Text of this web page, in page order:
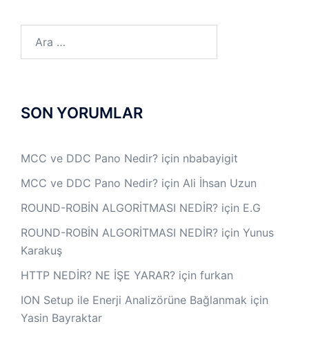
SON YORUMLAR
MCC ve DDC Pano Nedir? için nbabayigit
MCC ve DDC Pano Nedir? için Ali İhsan Uzun
ROUND-ROBİN ALGORİTMASI NEDİR? için E.G
ROUND-ROBİN ALGORİTMASI NEDİR? için Yunus
Karakuş
HTTP NEDİR? NE İŞE YARAR? için furkan
ION Setup ile Enerji Analizörüne Bağlanmak için
Yasin Bayraktar